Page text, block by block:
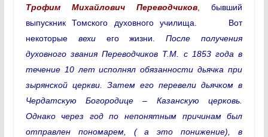
Трофим Михайлович Переводчиков
бывший
выпускник Томского духовного училища. Вот
некоторые вехиего жизни.После получения
духовного звания Переводчиков Т.М. с 1853 года в
течение 10 лет исполнял обязанности дьячка при
зырянской церкви. Затем его перевели дьячком в
Чердатскую Богородице – Казанскую церковь.
Однако через год по непонятным причинам был
отправлен пономарем, ( а это понижение), в